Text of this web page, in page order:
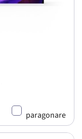
paragonare